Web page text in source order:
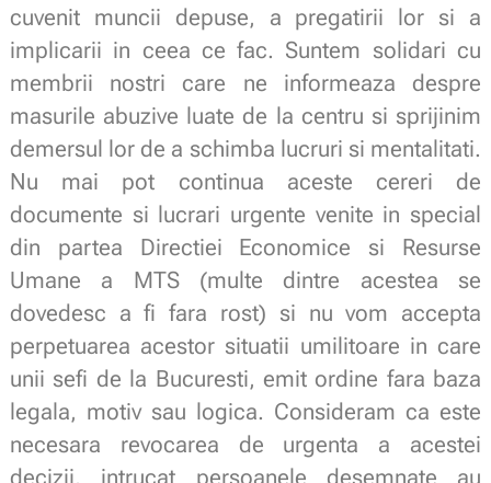
cuvenit muncii depuse, a pregatirii lor si a
implicarii in ceea ce fac. Suntem solidari cu
membrii nostri care ne informeaza despre
masurile abuzive luate de la centru si sprijinim
demersul lor de a schimba lucruri si mentalitati.
Nu mai pot continua aceste cereri de
documente si lucrari urgente venite in special
din partea Directiei Economice si Resurse
Umane a MTS (multe dintre acestea se
dovedesc a fi fara rost) si nu vom accepta
perpetuarea acestor situatii umilitoare in care
unii sefi de la Bucuresti, emit ordine fara baza
legala, motiv sau logica. Consideram ca este
necesara revocarea de urgenta a acestei
decizii, intrucat persoanele desemnate au